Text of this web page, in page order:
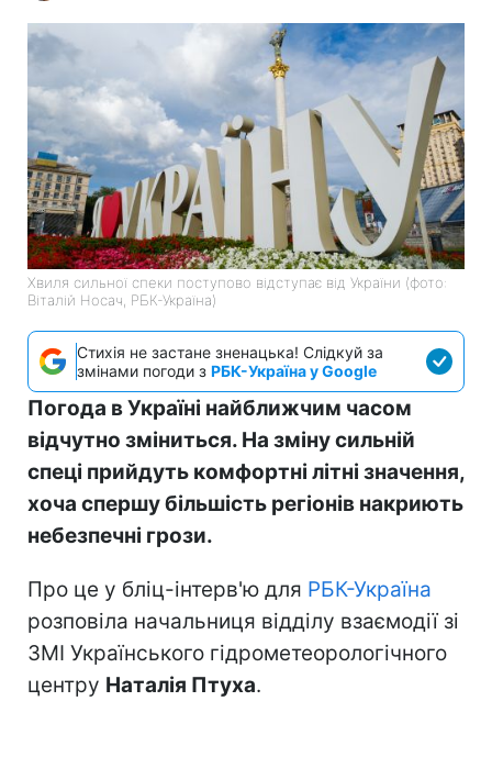
Хвиля сильної спеки поступово відступає від України (фото:
Віталій Носач, РБК-Україна)
Стихія не застане зненацька! Слідкуй за
змінами погоди з РБК-Україна у Google
Погода в Україні найближчим часом
відчутно зміниться. На зміну сильній
спеці прийдуть комфортні літні значення,
хоча спершу більшість регіонів накриють
небезпечні грози.
Про це у бліц-інтерв'ю для РБК-Україна
розповіла начальниця відділу взаємодії зі
ЗМІ Українського гідрометеорологічного
центру Наталія Птуха.